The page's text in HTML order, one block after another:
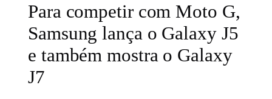
Para competir com Moto G,
Samsung lança o Galaxy J5
e também mostra o Galaxy
J7